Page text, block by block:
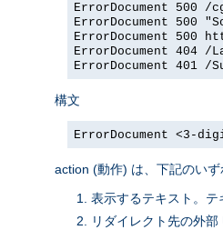
ErrorDocument 500
ErrorDocument 500
ErrorDocument 500
ErrorDocument 404 /
ErrorDocument 401 /
構文
ErrorDocument <3-
action (動作) は、下記のいず
表示するテキスト。テ
リダイレクト先の外部